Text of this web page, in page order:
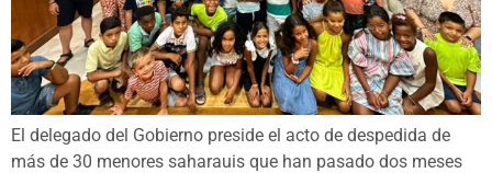
El delegado del Gobierno preside el acto de despedida de
más de 30 menores saharauis que han pasado dos meses